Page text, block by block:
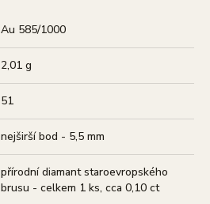
Au 585/1000
2,01 g
51
nejširší bod - 5,5 mm
přírodní diamant staroevropského
brusu - celkem 1 ks, cca 0,10 ct